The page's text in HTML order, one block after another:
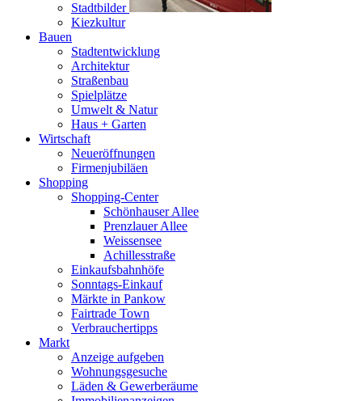
Stadtbilder
Kiezkultur
Bauen
Stadtentwicklung
Architektur
Straßenbau
Spielplätze
Umwelt & Natur
Haus + Garten
Wirtschaft
Neueröffnungen
Firmenjubiläen
Shopping
Shopping-Center
Schönhauser Allee
Prenzlauer Allee
Weissensee
Achillesstraße
Einkaufsbahnhöfe
Sonntags-Einkauf
Märkte in Pankow
Fairtrade Town
Verbrauchertipps
Markt
Anzeige aufgeben
Wohnungsgesuche
Läden & Gewerberäume